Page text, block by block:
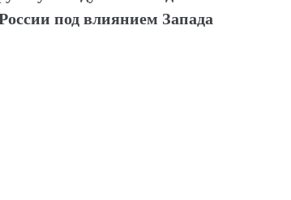
под влиянием Запада